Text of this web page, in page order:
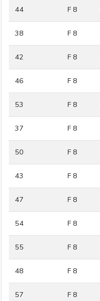
44 F 8
38 F 8
42 F 8
46 F 8
53 F 8
37 F 8
50 F 8
43 F 8
47 F 8
54 F 8
55 F 8
48 F 8
57 F 8